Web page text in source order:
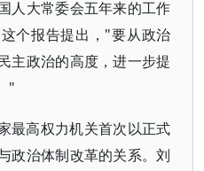
人大常委会五年来的工作
个报告提出，"要从政治
主政治的高度，进一步提
"
最高权力机关首次以正式
政治体制改革的关系。刘